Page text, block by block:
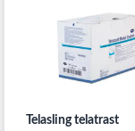
Telasling telatrast